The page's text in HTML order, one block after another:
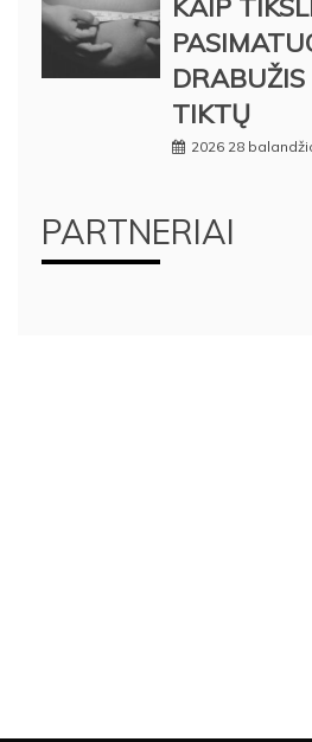
KAIP
TIKTŲ
2026 28
PARTNERIAI